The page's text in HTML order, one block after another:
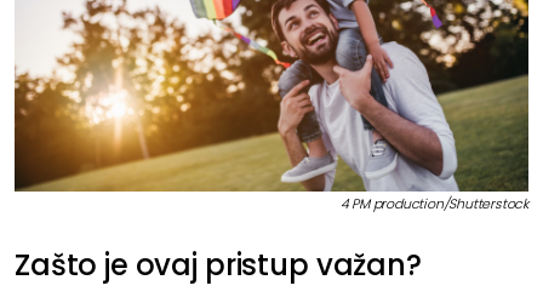
4 PM production/Shutterstock
Zašto je ovaj pristup važan?